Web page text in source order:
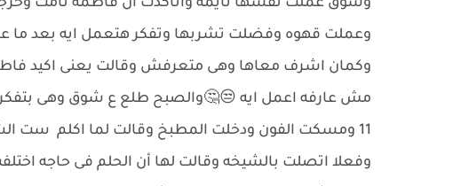
وشوق عملت نفسها نايمه واتأكدت ان فاطمه نامت
وعملت قهوه وفضلت تشربها وتفكر هتعمل ايه بعد
وكمان اشرف معاها وهى متعرفش وقالت يعنى اكيد
مش عارفه اعمل ايه 😒🤔والصبح طلع ع شوق وهى
11 ومسكت الفون ودخلت المطبخ وقالت لما اكلم
وفعلا اتصلت بالشيخه وقالت لها أن الحلم فى حاجه